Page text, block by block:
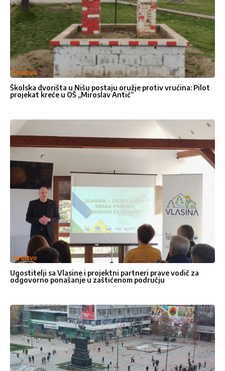
Kontakt
Pišite
nam
Pišite nam
Želeli bismo da čujemo Vaše
mišljenje. Molimo vas da nam
pošaljete poruku popunjavanjem
uskoro .
Ime *
Društvo
Školska dvorišta u Nišu postaju oružje protiv vrućina: Pilot
projekat kreće u OŠ „Miroslav Antić“
Društvo
Ugostitelji sa Vlasine i projektni partneri prave vodič za
odgovorno ponašanje u zaštićenom području